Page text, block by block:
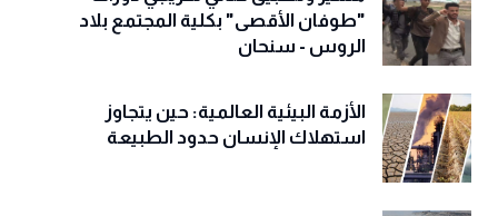
"طوفان الأقصى" بكلية المجتمع بلاد
الروس - سنحان
الأزمة البيئية العالمية: حين يتجاوز
استهلاك الإنسان حدود الطبيعة